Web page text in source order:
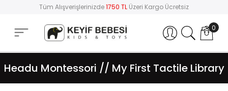
Tüm Alışverişlerinizde1750 TL Üzeri Kargo Ücretsiz
Hesabım 0
Headu Montessori // My First Tactile Library